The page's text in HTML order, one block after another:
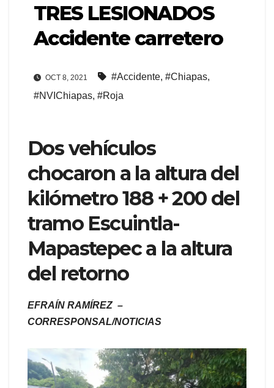
TRES LESIONADOS
Accidente carretero
OCT 8, 2021 #Accidente, #Chiapas,
#NVIChiapas, #Roja
Dos vehículos
chocaron a la altura del
kilómetro 188 + 200 del
tramo Escuintla-
Mapastepec a la altura
del retorno
EFRAÍN RAMÍREZ –
CORRESPONSAL/NOTICIAS